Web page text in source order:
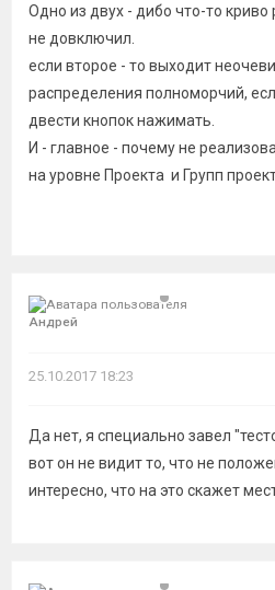
Одно из двух - дибо что-то криво
не довключил.
если второе - то выходит
распределения полноморчий,
двести кнопок нажимать.
И - главное - почему не
на уровне Проекта и Групп
Андрей
25.10.2017 18:23
Да нет, я специально завел
вот он не видит то, что не
интересно, что на это скажет